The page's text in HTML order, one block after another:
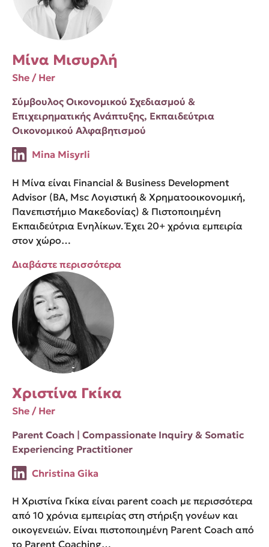
Μίνα Μισυρλή
She / Her
Σύμβουλος Οικονομικού Σχεδιασμού &
Επιχειρηματικής Ανάπτυξης, Εκπαιδεύτρια
Οικονομικού Αλφαβητισμού
Mina Misyrli
Η Μίνα είναι Financial & Business Development
Advisor (ΒA, Msc Λογιστική & Χρηματοοικονομική,
Πανεπιστήμιο Μακεδονίας) & Πιστοποιημένη
Εκπαιδεύτρια Ενηλίκων. Έχει 20+ χρόνια εμπειρία
στον χώρο…
Διαβάστε περισσότερα
Χριστίνα Γκίκα
She / Her
Parent Coach | Compassionate Inquiry & Somatic
Experiencing Practitioner
Christina Gika
Η Χριστίνα Γκίκα είναι parent coach με περισσότερα
από 10 χρόνια εμπειρίας στη στήριξη γονέων και
οικογενειών. Είναι πιστοποιημένη Parent Coach από
το Parent Coaching…